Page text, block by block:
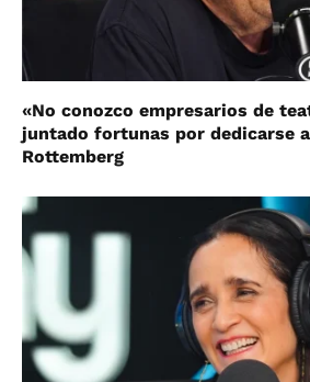
«No conozco empresarios de
juntado fortunas por dedicarse
Rottemberg